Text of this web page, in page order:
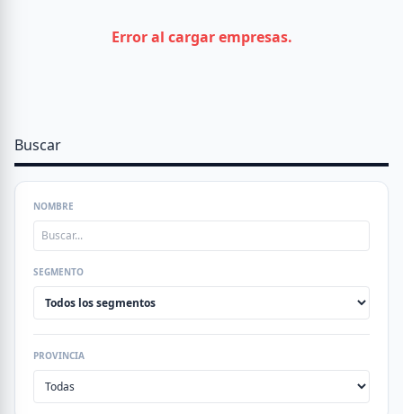
Error al cargar empresas.
Buscar
NOMBRE
SEGMENTO
PROVINCIA